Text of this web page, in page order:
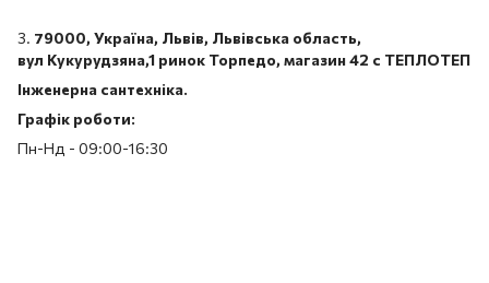
3. 79000, Україна, Львів, Львівська область,
вул Кукурудзяна,1 ринок Торпедо, магазин 42 с ТЕПЛОТЕП
Інженерна сантехніка.
Графік роботи:
Пн-Нд - 09:00-16:30